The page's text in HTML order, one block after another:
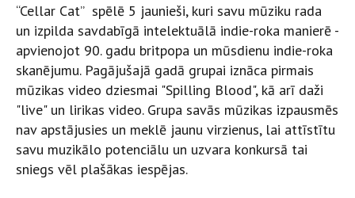
“Cellar Cat” spēlē 5 jaunieši, kuri savu mūziku rada
un izpilda savdabīgā intelektuālā indie-roka manierē -
apvienojot 90. gadu britpopa un mūsdienu indie-roka
skanējumu. Pagājušajā gadā grupai iznāca pirmais
mūzikas video dziesmai "Spilling Blood", kā arī daži
"live" un lirikas video. Grupa savās mūzikas izpausmēs
nav apstājusies un meklē jaunu virzienus, lai attīstītu
savu muzikālo potenciālu un uzvara konkursā tai
sniegs vēl plašākas iespējas.